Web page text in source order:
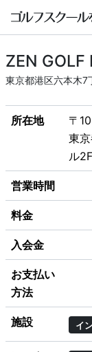
ZEN GOLF
東京都港区六本木
所在地
〒
東
ル2F
営業時間
料金
入会金
お支払い
方法
施設 イ